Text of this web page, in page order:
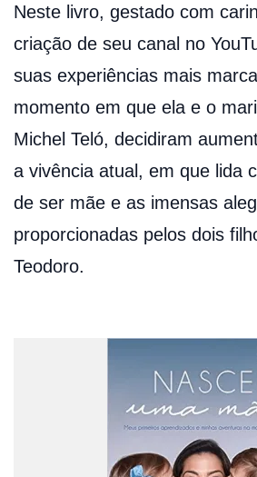
Neste livro, gestado com
criação de seu canal no
suas experiências mais
momento em que ela e o
Michel Teló, decidiram
a vivência atual, em que lida
de ser mãe e as imensas
proporcionadas pelos dois
Teodoro.